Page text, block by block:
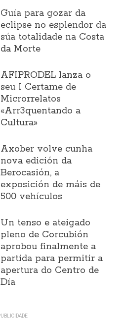
Guía para gozar da
eclipse no esplendor da
súa totalidade na Costa
da Morte
AFIPRODEL lanza o
seu I Certame de
Microrrelatos
«Arr3quentando a
Cultura»
Axober volve cunha
nova edición da
Berocasión, a
exposición de máis de
500 vehículos
Un tenso e ateigado
pleno de Corcubión
aprobou finalmente a
partida para permitir a
apertura do Centro de
Día